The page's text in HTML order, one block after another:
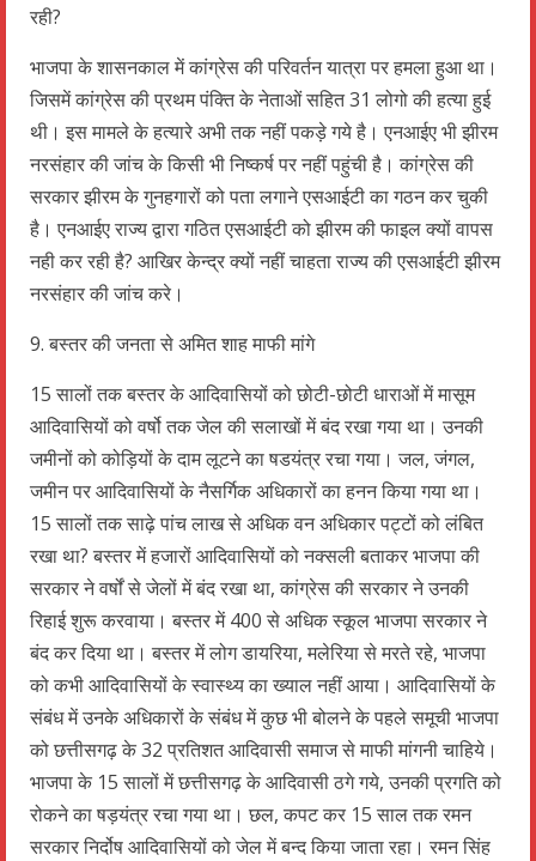
रही?
भाजपा के शासनकाल में कांग्रेस की परिवर्तन यात्रा पर हमला हुआ था।
जिसमें कांग्रेस की प्रथम पंक्ति के नेताओं सहित 31 लोगो की हत्या हुई
थी। इस मामले के हत्यारे अभी तक नहीं पकड़े गये है। एनआईए भी झीरम
नरसंहार की जांच के किसी भी निष्कर्ष पर नहीं पहुंची है। कांग्रेस की
सरकार झीरम के गुनहगारों को पता लगाने एसआईटी का गठन कर चुकी
है। एनआईए राज्य द्वारा गठित एसआईटी को झीरम की फाइल क्यों वापस
नही कर रही है? आखिर केन्द्र क्यों नहीं चाहता राज्य की एसआईटी झीरम
नरसंहार की जांच करे।
9. बस्तर की जनता से अमित शाह माफी मांगे
15 सालों तक बस्तर के आदिवासियों को छोटी-छोटी धाराओं में मासूम
आदिवासियों को वर्षो तक जेल की सलाखों में बंद रखा गया था। उनकी
जमीनों को कोड़ियों के दाम लूटने का षडयंत्र रचा गया। जल, जंगल,
जमीन पर आदिवासियों के नैसर्गिक अधिकारों का हनन किया गया था।
15 सालों तक साढ़े पांच लाख से अधिक वन अधिकार पट्टों को लंबित
रखा था? बस्तर में हजारों आदिवासियों को नक्सली बताकर भाजपा की
सरकार ने वर्षों से जेलों में बंद रखा था, कांग्रेस की सरकार ने उनकी
रिहाई शुरू करवाया। बस्तर में 400 से अधिक स्कूल भाजपा सरकार ने
बंद कर दिया था। बस्तर में लोग डायरिया, मलेरिया से मरते रहे, भाजपा
को कभी आदिवासियों के स्वास्थ्य का ख्याल नहीं आया। आदिवासियों के
संबंध में उनके अधिकारों के संबंध में कुछ भी बोलने के पहले समूची भाजपा
को छत्तीसगढ़ के 32 प्रतिशत आदिवासी समाज से माफी मांगनी चाहिये।
भाजपा के 15 सालों में छत्तीसगढ़ के आदिवासी ठगे गये, उनकी प्रगति को
रोकने का षड़यंत्र रचा गया था। छल, कपट कर 15 साल तक रमन
सरकार निर्दोष आदिवासियों को जेल में बन्द किया जाता रहा। रमन सिंह